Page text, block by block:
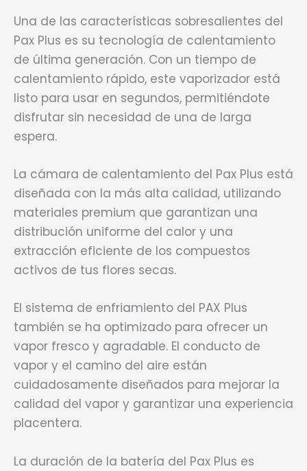
Una de las características sobresalientes del
Pax Plus es su tecnología de calentamiento
de última generación. Con un tiempo de
calentamiento rápido, este vaporizador está
listo para usar en segundos, permitiéndote
disfrutar sin necesidad de una de larga
espera.
La cámara de calentamiento del Pax Plus está
diseñada con la más alta calidad, utilizando
materiales premium que garantizan una
distribución uniforme del calor y una
extracción eficiente de los compuestos
activos de tus flores secas.
El sistema de enfriamiento del PAX Plus
también se ha optimizado para ofrecer un
vapor fresco y agradable. El conducto de
vapor y el camino del aire están
cuidadosamente diseñados para mejorar la
calidad del vapor y garantizar una experiencia
placentera.
La duración de la batería del Pax Plus es